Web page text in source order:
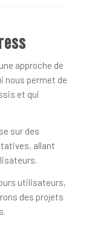
approche de
nous permet de
et qui
sur des
allant
utilisateurs,
des projets